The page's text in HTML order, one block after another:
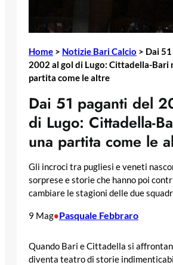
Home > Notizie Bari Calcio > Dai
2002 al gol di Lugo: Cittadella-Bari
partita come le altre
Dai 51 paganti del
di Lugo: Cittadella-
una partita come le
Gli incroci tra pugliesi e veneti
sorprese e storie che hanno poi
cambiare le stagioni delle due
9 Mag•Pasquale Febbraro
Quando Bari e Cittadella si
diventa teatro di storie